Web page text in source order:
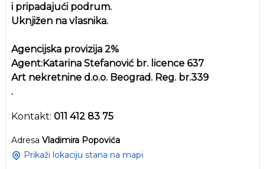
i pripadajući podrum.
Uknjižen na vlasnika.
Agencijska provizija 2%
Agent:Katarina Stefanović br. licence 637
Art nekretnine d.o.o. Beograd. Reg. br.339
.
Kontakt: 011 412 83 75
Adresa Vladimira Popovića
Prikaži lokaciju stana na mapi